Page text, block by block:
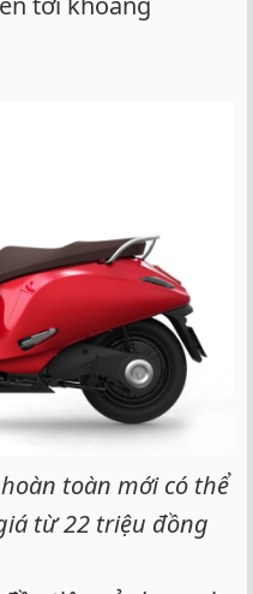
toàn mới có thể
từ 22 triệu đồng